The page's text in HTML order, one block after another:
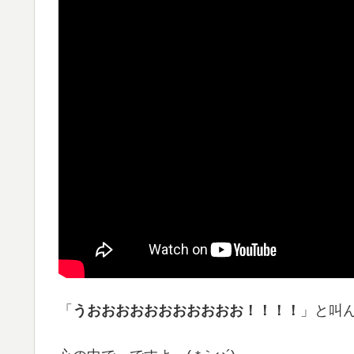
「 うおおおおおおおおおおお！！！！ 」と叫